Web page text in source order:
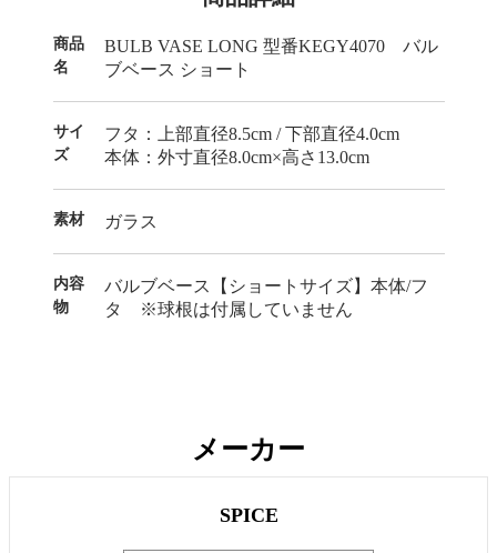
商品
名
BULB VASE LONG 型番KEGY4070 バル
ブベース ショート
サイ
ズ
フタ：上部直径8.5cm / 下部直径4.0cm
本体：外寸直径8.0cm×高さ13.0cm
素材 ガラス
内容
物
バルブベース【ショートサイズ】本体/フ
タ ※球根は付属していません
メーカー
SPICE